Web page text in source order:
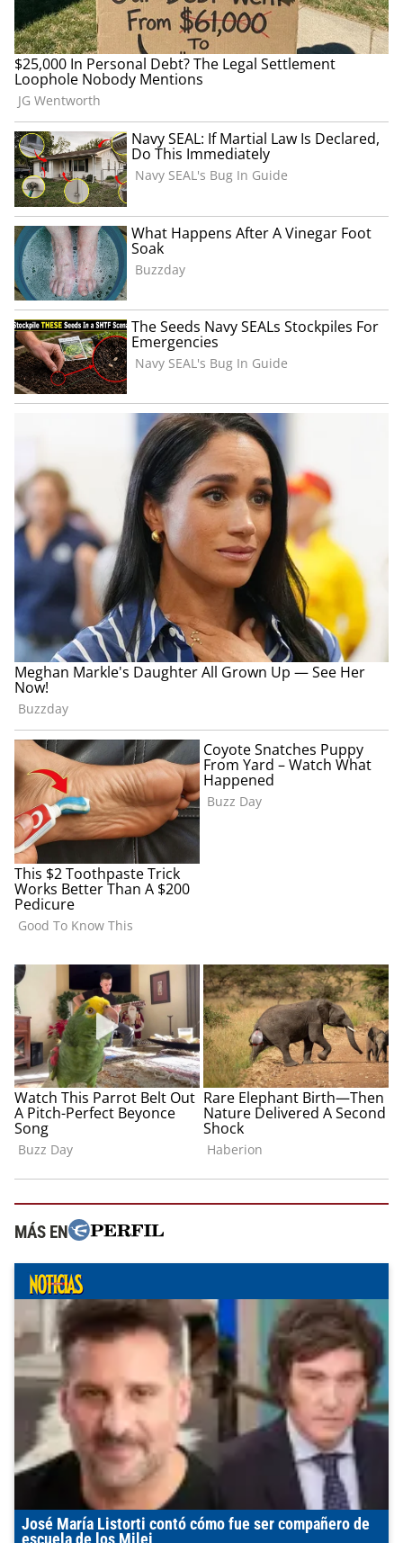
MÁS EN
José María Listorti contó cómo fue ser compañero de
escuela de los Milei